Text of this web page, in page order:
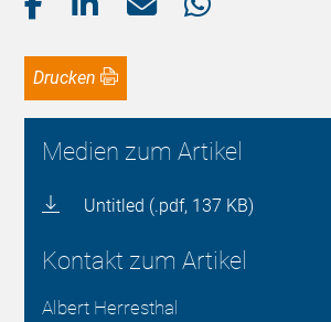
Drucken
Medien zum Artikel
Untitled (.pdf, 137 KB)
Kontakt zum Artikel
Albert Herresthal